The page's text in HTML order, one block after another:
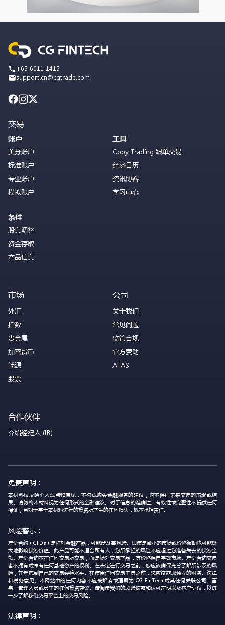
+65 6011 1415
support.cn@cgtrade.com
交易
账户
美分账户
标准账户
专业账户
模拟账户
条件
股息调整
资金存取
产品信息
工具
Copy Trading 跟单交易
经济日历
资讯博客
学习中心
市场
外汇
指数
贵金属
加密货币
能源
股票
公司
关于我们
常见问题
监管合规
官方赞助
ATAS
合作伙伴
介绍经纪人 (IB)
免责声明：
本材料仅反映个人观点和意见，不构成购买金融服务的建议，也不保证未来交易的表现或结
果。请勿将本材料视为任何形式的金融建议。对于信息的准确性、有效性或完整性不提供任何
保证，且对于基于本材料进行的投资所产生的任何损失，概不承担责任。
风险警示：
差价合约（CFDs）是杠杆金融产品，可能涉及高风险。即使是微小的市场或价格波动也可能极
大地影响投资价值。此产品可能不适合所有人，您所承担的风险不应超过您准备失去的投资金
额。差价合约不在任何交易所交易，而是场外交易产品，其价格源自基础市场。差价合约交易
者不拥有或享有任何基础资产的权利。在决定进行交易之前，您应该确保充分了解所涉及的风
险，并考虑到自己的交易经验水平。在使用任何交易工具之前，您应该获取独立的财务、法律
和税务意见。本网站中的任何内容不应被解读或理解为 CG FinTech 或其任何关联公司、董
事、管理人员或员工的任何投资建议。请阅读我们的风险披露和认可声明以及客户协议，以进
一步了解我们交易平台上的交易风险。
法律声明：